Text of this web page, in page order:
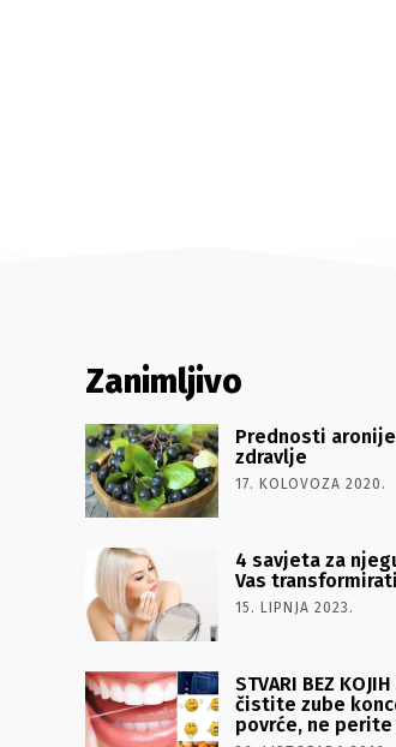
Zanimljivo
Prednosti aronije
zdravlje
17. KOLOVOZA 2020.
4 savjeta za
Vas
15. LIPNJA 2023.
STVARI BEZ
čistite zube
povrće, ne